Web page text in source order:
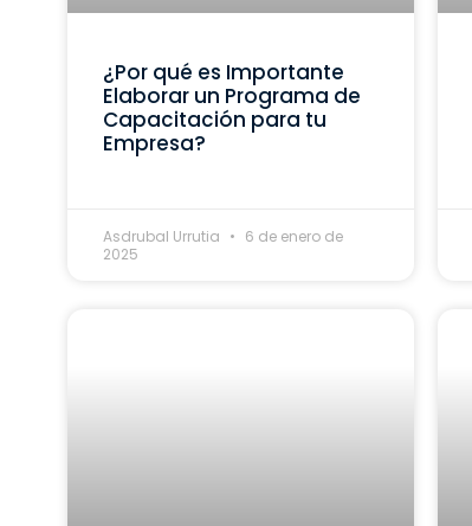
¿Por qué es Importante
Elaborar un Programa de
Capacitación para tu
Empresa?
Asdrubal Urrutia
6 de enero de
2025